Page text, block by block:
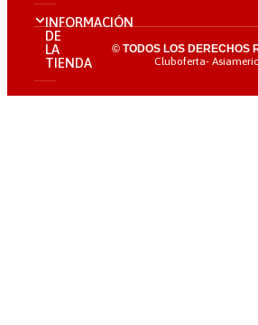
INFORMACIÓN
DE
LA
TIENDA
© TODOS LOS DERECHOS
Cluboferta-